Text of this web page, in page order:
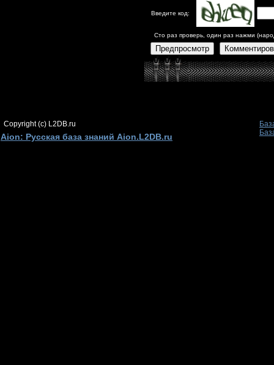
Введите код:
Сто раз проверь, один раз нажми
Предпросмотр
Copyright (c) L2DB.ru
Aion: Русская база знаний Aion.L2DB.ru